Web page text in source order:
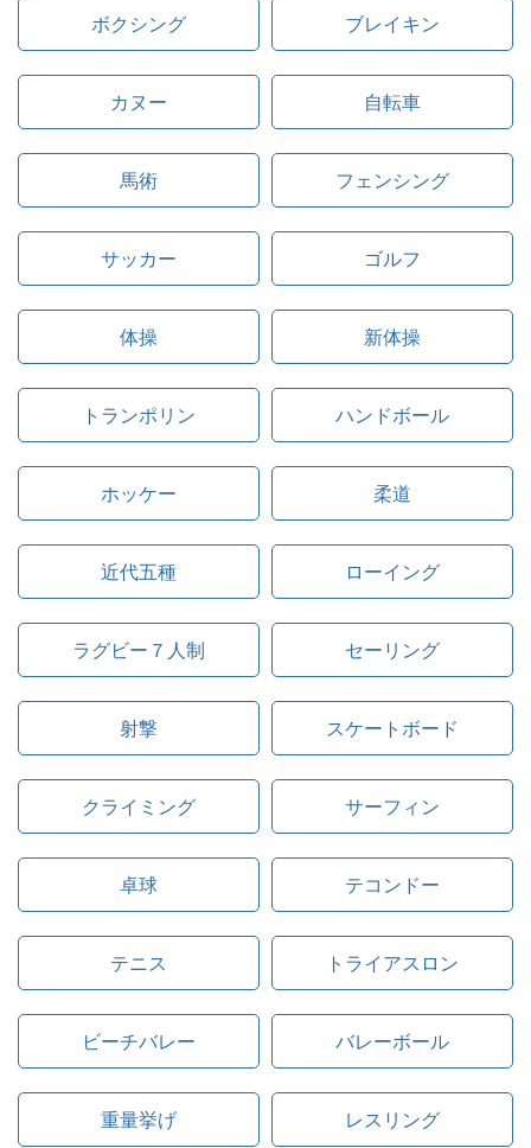
ボクシング ブレイキン
カヌー 自転車
馬術 フェンシング
サッカー ゴルフ
体操 新体操
トランポリン ハンドボール
ホッケー 柔道
近代五種 ローイング
ラグビー７人制 セーリング
射撃 スケートボード
クライミング サーフィン
卓球 テコンドー
テニス トライアスロン
ビーチバレー バレーボール
重量挙げ レスリング